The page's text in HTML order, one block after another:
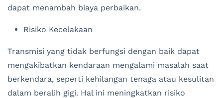
dapat menambah biaya perbaikan.
Risiko Kecelakaan
Transmisi yang tidak berfungsi dengan baik dapat
mengakibatkan kendaraan mengalami masalah saat
berkendara, seperti kehilangan tenaga atau kesulitan
dalam beralih gigi. Hal ini meningkatkan risiko